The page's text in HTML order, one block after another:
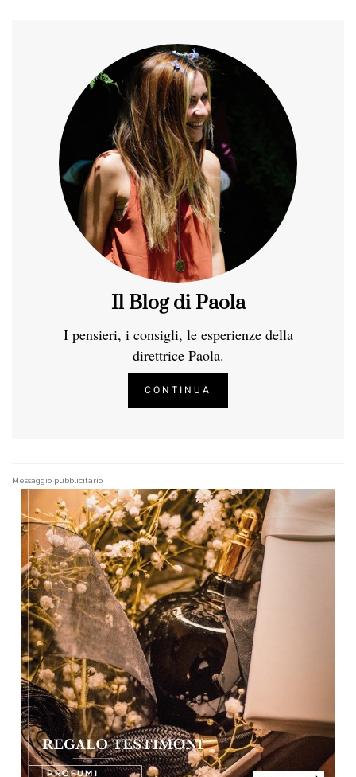
Il Blog di Paola
I pensieri, i consigli, le esperienze della
direttrice Paola.
CONTINUA
Messaggio pubblicitario